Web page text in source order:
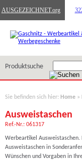
AUSGEZEICHNET.org
Produktsuche
Sie befinden sich hier: Home »
Ausweistaschen
Ref.-Nr.: 061317
Werbeartikel Ausweistaschen.
Ausweistaschen in
Wünschen und Vorgaben in